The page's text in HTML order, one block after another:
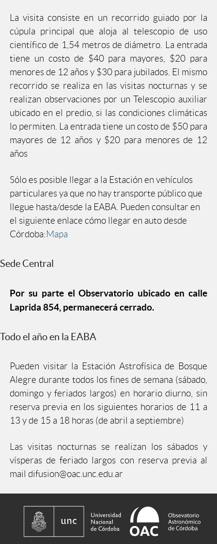
La visita consiste en un recorrido guiado por la
cúpula principal que aloja al telescopio de uso
científico de 1,54 metros de diámetro. La entrada
tiene un costo de $40 para mayores, $20 para
menores de 12 años y $30 para jubilados. El mismo
recorrido se realiza en las visitas nocturnas y se
realizan observaciones por un Telescopio auxiliar
ubicado en el predio, si las condiciones climáticas
lo permiten. La entrada tiene un costo de $50 para
mayores de 12 años y $20 para menores de 12
años
Sólo es posible llegar a la Estación en vehículos
particulares ya que no hay transporte público que
llegue hasta/desde la EABA. Pueden consultar en
el siguiente enlace cómo llegar en auto desde
Córdoba:Mapa
Sede Central
Por su parte el Observatorio ubicado en calle
Laprida 854, permanecerá cerrado.
Todo el año en la EABA
Pueden visitar la Estación Astrofísica de Bosque
Alegre durante todos los fines de semana (sábado,
domingo y feriados largos) en horario diurno, sin
reserva previa en los siguientes horarios de 11 a
13 y de 15 a 18 horas (de abril a septiembre)
Las visitas nocturnas se realizan los sábados y
vísperas de feriado largos con reserva previa al
mail difusion@oac.unc.edu.ar